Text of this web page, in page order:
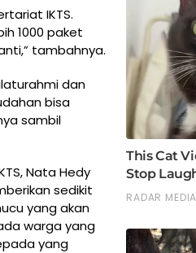
IKTS.
1000 paket
tambahnya.
dan
bisa
sambil
Nata Hedy
sedikit
yang akan
warga yang
yang